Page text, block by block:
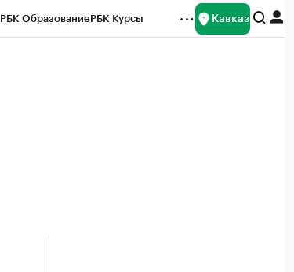
РБК ОбразованиеРБК Курсы Кавказ